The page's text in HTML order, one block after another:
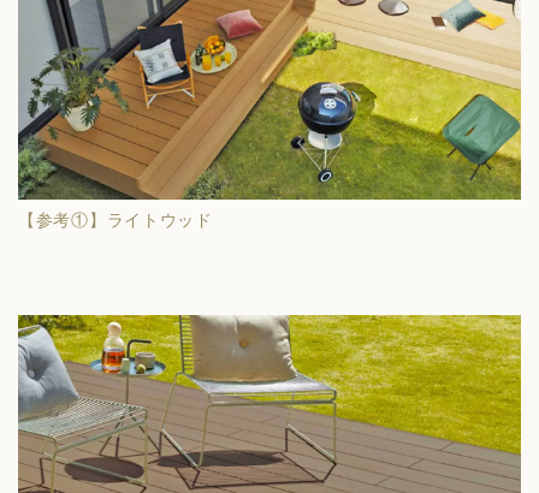
【参考①】ライトウッド